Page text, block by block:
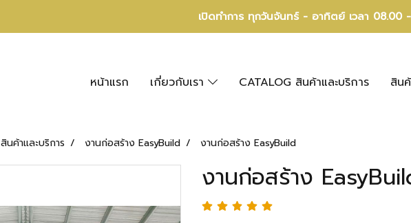
เปิดทำการ ทุกวันจันทร์ - อาทิตย์ เวลา 08.00
หน้าแรก เกี่ยวกับเรา CATALOG สินค้าและบริการ สิน
สินค้าและบริการ งานก่อสร้าง EasyBuild งานก่อสร้าง EasyBuild
งานก่อสร้าง